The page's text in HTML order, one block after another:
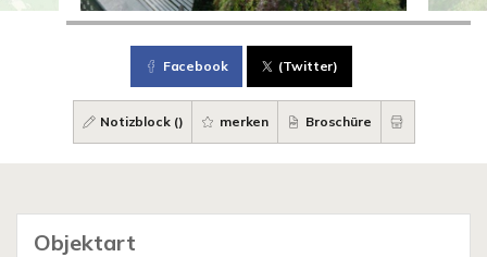
Facebook (Twitter)
Notizblock () merken Broschüre
Objektart